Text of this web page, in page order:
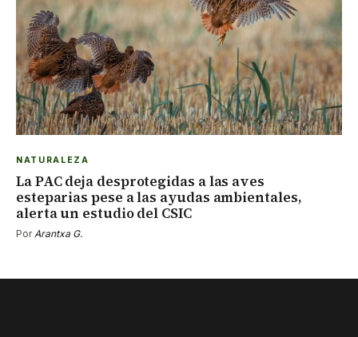
NATURALEZA
La PAC deja desprotegidas a las aves
esteparias pese a las ayudas ambientales,
alerta un estudio del CSIC
PorArantxa G.